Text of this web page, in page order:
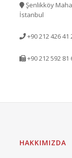
Şenlikköy
İstanbul
+90 212 426 41
+90 212 592 81
HAKKIMIZDA